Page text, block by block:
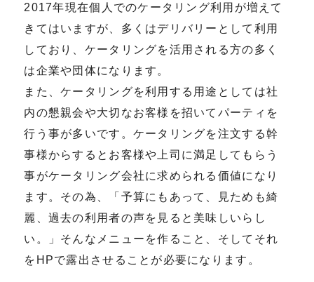
2017年現在個人でのケータリング利用が増えて
きてはいますが、多くはデリバリーとして利用
しており、ケータリングを活用される方の多く
は企業や団体になります。
また、ケータリングを利用する用途としては社
内の懇親会や大切なお客様を招いてパーティを
行う事が多いです。ケータリングを注文する幹
事様からするとお客様や上司に満足してもらう
事がケータリング会社に求められる価値になり
ます。その為、「予算にもあって、見ためも綺
麗、過去の利用者の声を見ると美味しいらし
い。」そんなメニューを作ること、そしてそれ
をHPで露出させることが必要になります。